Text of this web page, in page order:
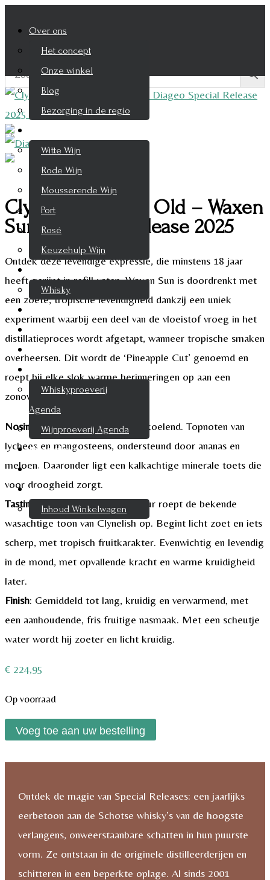
Over ons
Het concept
Onze winkel
Blog
Bezorging in de regio
Witte Wijn
Rode Wijn
Mousserende Wijn
Port
Rosé
Keuzehulp Wijn
Whisky
Whiskyproeverij
Agenda
Wijnproeverij Agenda
Nieuwsbrief
Contact
Mijn account
Inhoud Winkelwagen
Clynelish 18 Year Old – Waxen
Sun – Special Release 2025
Ontdek deze levendige expressie, die minstens 18 jaar
heeft gerijpt in refill-vaten. Waxen Sun is doordrenkt met
een zoete, tropische levendigheid dankzij een uniek
experiment waarbij een deel van de vloeistof vroeg in het
distillatieproces wordt afgetapt, wanneer tropische smaken
overheersen. Dit wordt de ‘Pineapple Cut’ genoemd en
roept bij elke slok warme herinneringen op aan een
zonovergoten paradijs.
Nosing
: Mild, droog en licht verkoelend. Topnoten van
lychees en mangosteens, ondersteund door ananas en
meloen. Daaronder ligt een kalkachtige minerale toets die
voor droogheid zorgt.
Tasting
: Een romig-zachte textuur roept de bekende
wasachtige toon van Clynelish op. Begint licht zoet en iets
scherp, met tropisch fruitkarakter. Evenwichtig en levendig
in de mond, met opvallende kracht en warme kruidigheid
later.
Finish: Gemiddeld tot lang, kruidig en verwarmend, met
een aanhoudende, fris fruitige nasmaak. Met een scheutje
water wordt hij zoeter en licht kruidig.
€ 224,95
Op voorraad
Clynelish
Year
Voeg toe aan uw bestelling
Ontdek de magie van Special Releases: een jaarlijks
eerbetoon aan de Schotse whisky’s van de hoogste
verlangens, onweerstaanbare schatten in hun puurste
vorm. Ze ontstaan in de originele distilleerderijen en
schitteren in een beperkte oplage. Al sinds 2001